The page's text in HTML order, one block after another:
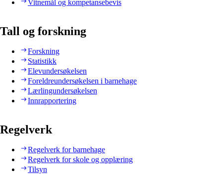
Vitnemål og kompetansebevis
Tall og forskning
Forskning
Statistikk
Elevundersøkelsen
Foreldreundersøkelsen i barnehage
Lærlingundersøkelsen
Innrapportering
Regelverk
Regelverk for barnehage
Regelverk for skole og opplæring
Tilsyn